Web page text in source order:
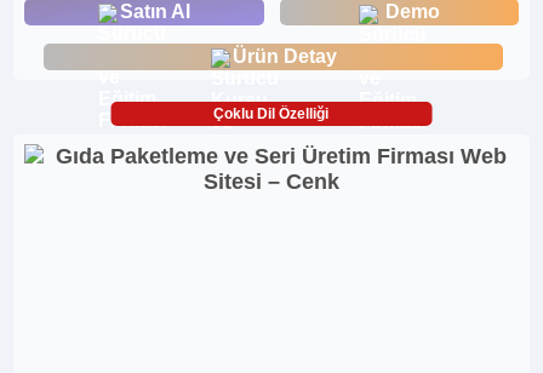
Satın Al Demo
Ürün Detay
Çoklu Dil Özelliği